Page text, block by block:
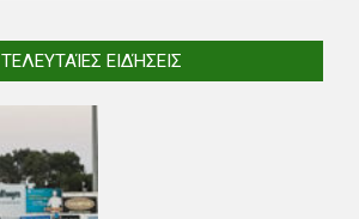
ΤΕΛΕΥΤΑΊΕΣ ΕΙΔΉΣΕΙΣ